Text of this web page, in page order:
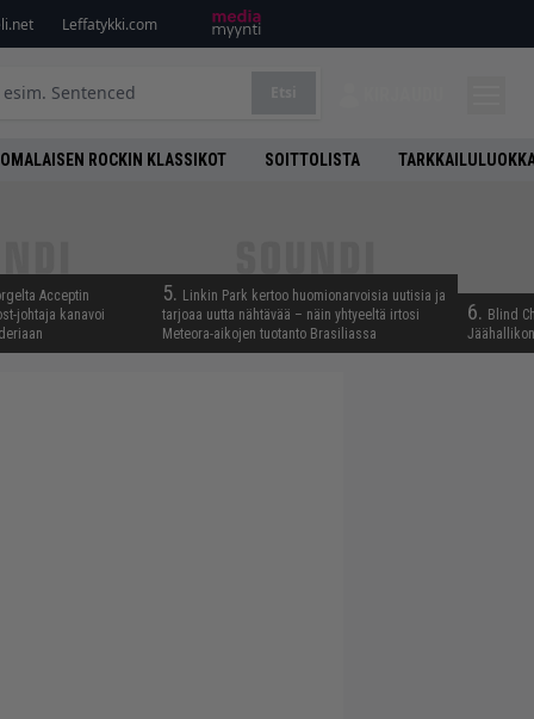
Leffatykki.com
ROCKIN KLASSIKOT SOITTOLISTA
Acceptin
johtaja kanavoi
5. Linkin Park kertoo huomionarvoisia uutisia ja
tarjoaa uutta nähtävää – näin yhtyeeltä irtosi
Meteora-aikojen tuotanto Brasiliassa
6. Blind